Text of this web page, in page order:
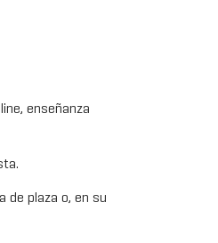
enseñanza
de plaza o, en su